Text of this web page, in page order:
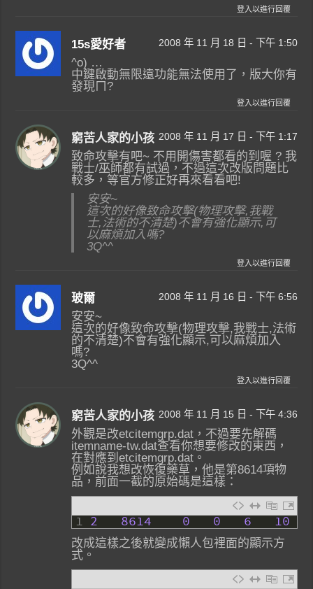
登入以進行回覆
15s愛好者 2008 年 11 月 18 日 - 下午 1:50
^o) …
中鍵啟動無限遠功能無法使用了，版大你有
發現ㄇ?
登入以進行回覆
窮苦人家的小孩 2008 年 11 月 17 日 - 下午 1:17
致命攻擊有吧~ 不用開傷害都看的到喔 ? 我
戰士/巫師都有試過，不過這次改版問題比
較多，等官方修正好再來看看吧!
安安~
這次的好像致命攻擊(物理攻擊,我戰
士,法術的不清楚)不會有強化顯示,可
以麻煩加入嗎?
3Q^^
登入以進行回覆
玻爾 2008 年 11 月 16 日 - 下午 6:56
安安~
這次的好像致命攻擊(物理攻擊,我戰士,法術
的不清楚)不會有強化顯示,可以麻煩加入
嗎?
3Q^^
登入以進行回覆
窮苦人家的小孩 2008 年 11 月 15 日 - 下午 4:36
外觀是改etcitemgrp.dat，不過要先解碼
itemname-tw.dat查看你想要修改的東西，
在對應到etcitemgrp.dat。
例如說我想改恢復藥草，他是第8614項物
品，前面一截的原始碼是這樣：
1 2 8614 0 0 6 10
改成這樣之後就變成懶人包裡面的顯示方
式。